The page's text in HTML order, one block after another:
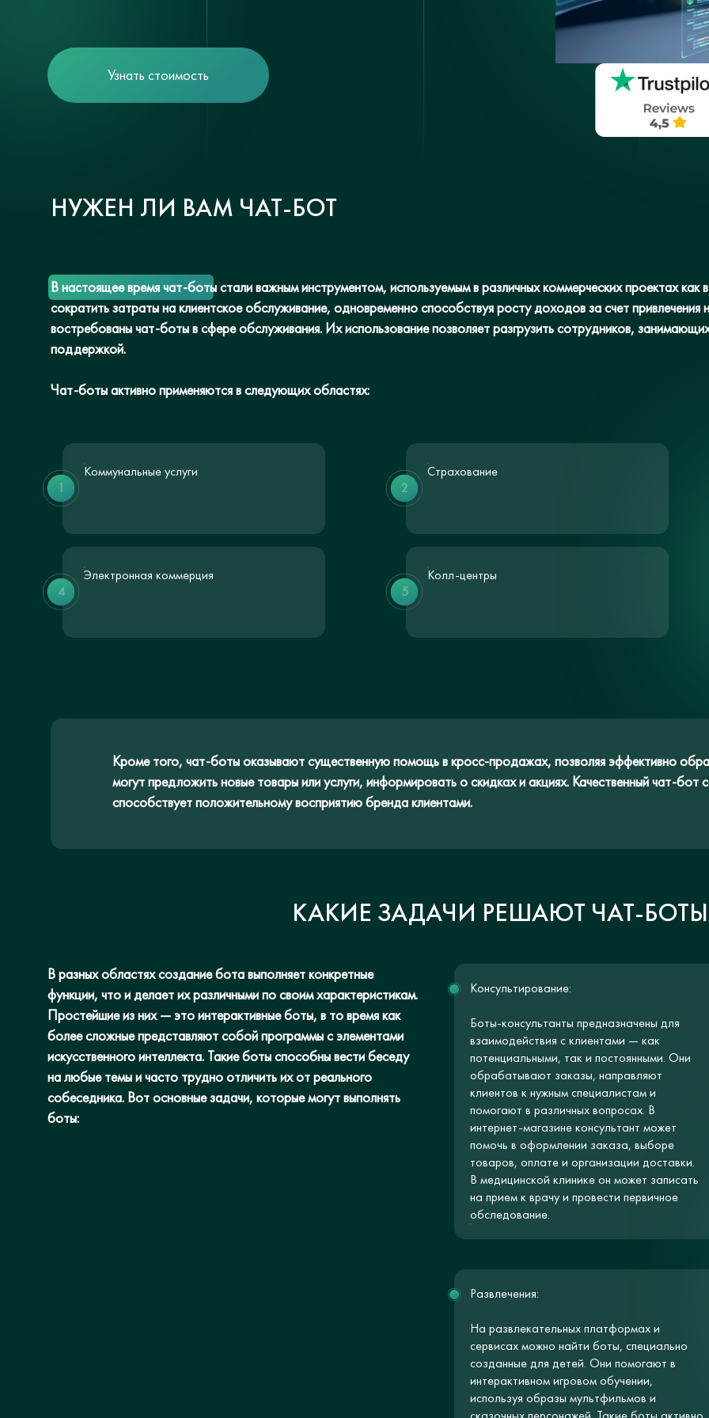
Узнать стоимость
НУЖЕН ЛИ ВАМ ЧАТ-БОТ
В настоящее время чат-боты стали важным инструментом, используемым в различных коммерческих проектах
сократить затраты на клиентское обслуживание, одновременно способствуя росту доходов за счет
востребованы чат-боты в сфере обслуживания. Их использование позволяет разгрузить сотрудников,
поддержкой.
Чат-боты активно применяются в следующих областях:
Коммунальные услуги
1
Страхование
2
Электронная коммерция
4
Колл-центры
5
Кроме того, чат-боты оказывают существенную помощь в кросс-продажах, позволяя эффективно
могут предложить новые товары или услуги, информировать о скидках и акциях. Качественный чат-
способствует положительному восприятию бренда клиентами.
КАКИЕ ЗАДАЧИ РЕШАЮТ ЧАТ-БОТЫ
В разных областях создание бота выполняет конкретные
функции, что и делает их различными по своим характеристикам.
Простейшие из них — это интерактивные боты, в то время как
более сложные представляют собой программы с элементами
искусственного интеллекта. Такие боты способны вести беседу
на любые темы и часто трудно отличить их от реального
собеседника. Вот основные задачи, которые могут выполнять
боты:
Консультирование:
Боты-консультанты предназначены для
взаимодействия с клиентами — как
потенциальными, так и постоянными. Они
обрабатывают заказы, направляют
клиентов к нужным специалистам и
помогают в различных вопросах. В
интернет-магазине консультант может
помочь в оформлении заказа, выборе
товаров, оплате и организации доставки.
В медицинской клинике он может записать
на прием к врачу и провести первичное
обследование.
Развлечения:
На развлекательных платформах и
сервисах можно найти боты, специально
созданные для детей. Они помогают в
интерактивном игровом обучении,
используя образы мультфильмов и